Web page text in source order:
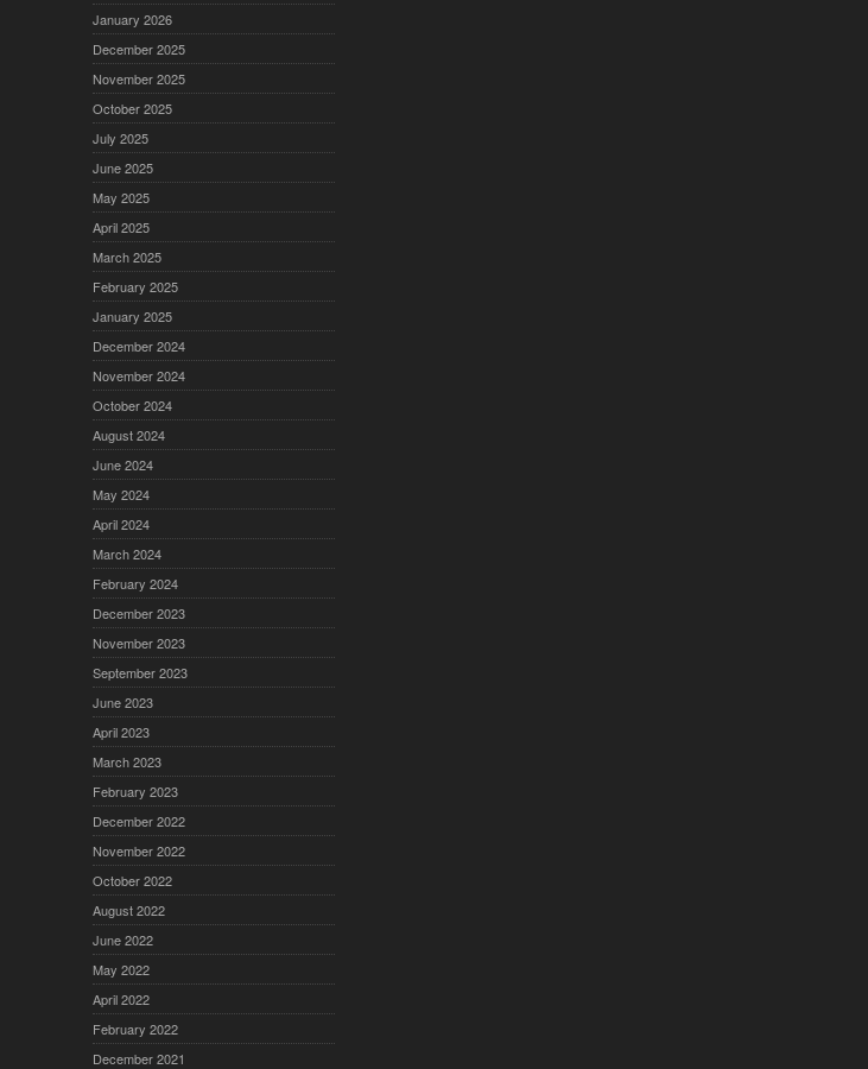
January 2026
December 2025
November 2025
October 2025
July 2025
June 2025
May 2025
April 2025
March 2025
February 2025
January 2025
December 2024
November 2024
October 2024
August 2024
June 2024
May 2024
April 2024
March 2024
February 2024
December 2023
November 2023
September 2023
June 2023
April 2023
March 2023
February 2023
December 2022
November 2022
October 2022
August 2022
June 2022
May 2022
April 2022
February 2022
December 2021